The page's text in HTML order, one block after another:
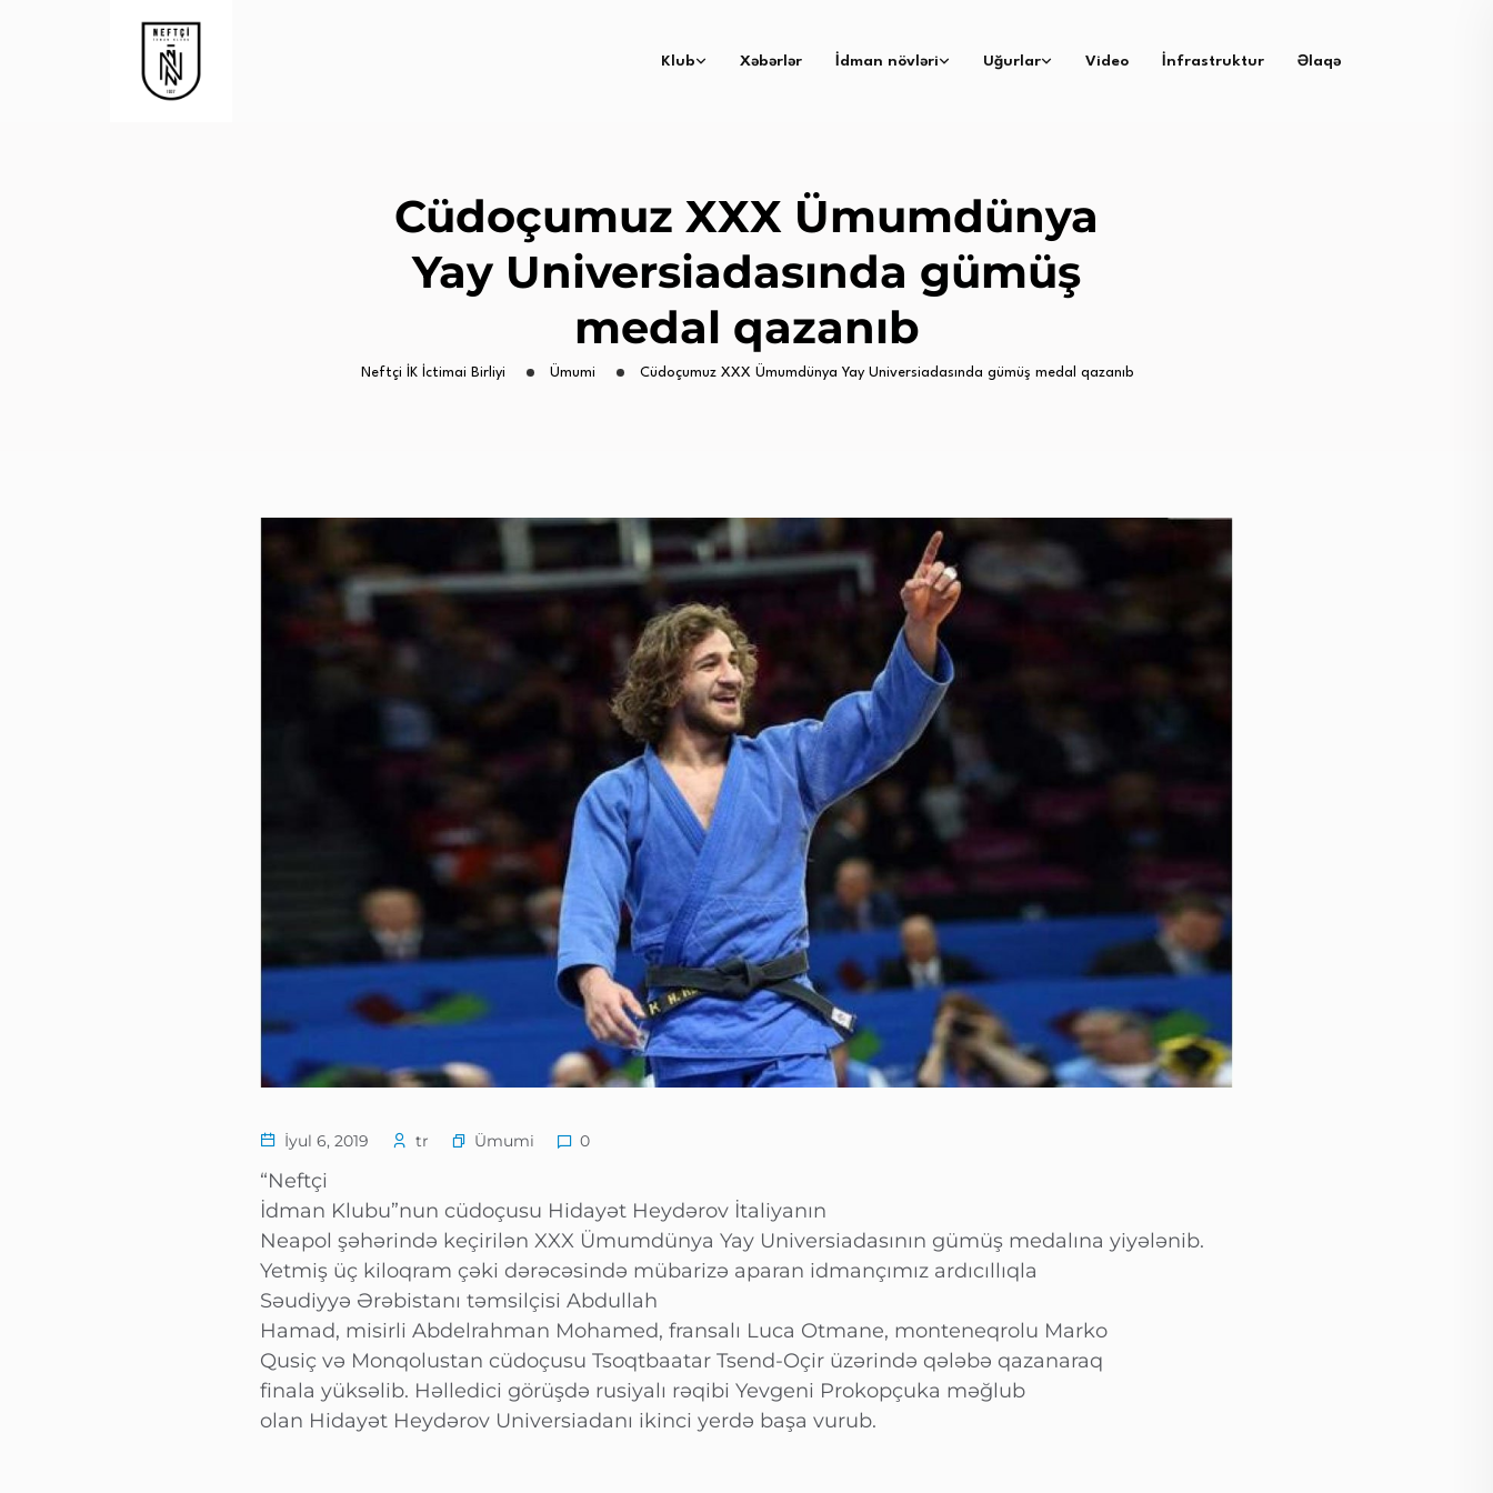
Klub Xəbərlər İdman növləri Uğurlar Video İnfrastruktur Əlaqə
Cüdoçumuz XXX Ümumdünya
Yay Universiadasında gümüş
medal qazanıb
Neftçi İK İctimai Birliyi Ümumi Cüdoçumuz XXX Ümumdünya Yay Universiadasında gümüş medal qazanıb
İyul 6, 2019 tr Ümumi 0
“Neftçi
İdman Klubu”nun cüdoçusu Hidayət Heydərov İtaliyanın
Neapol şəhərində keçirilən XXX Ümumdünya Yay Universiadasının gümüş medalına yiyələnib.
Yetmiş üç kiloqram çəki dərəcəsində mübarizə aparan idmançımız ardıcıllıqla
Səudiyyə Ərəbistanı təmsilçisi Abdullah
Hamad, misirli Abdelrahman Mohamed, fransalı Luca Otmane, monteneqrolu Marko
Qusiç və Monqolustan cüdoçusu Tsoqtbaatar Tsend-Oçir üzərində qələbə qazanaraq
finala yüksəlib. Həlledici görüşdə rusiyalı rəqibi Yevgeni Prokopçuka məğlub
olan Hidayət Heydərov Universiadanı ikinci yerdə başa vurub.